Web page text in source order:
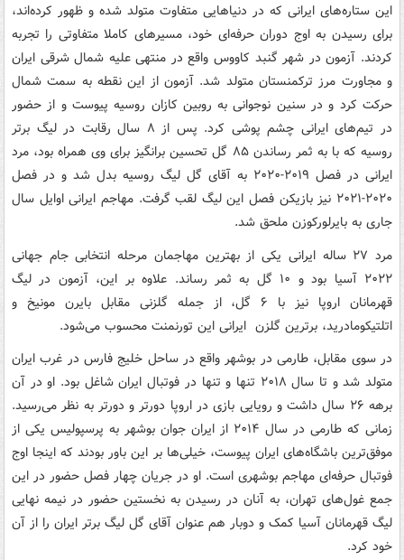
این ستاره‌های ایرانی که در دنیاهایی متفاوت متولد شده و ظهور کرده‌اند،
برای رسیدن به اوج دوران حرفه‌ای خود، مسیرهای کاملا متفاوتی را تجربه
کردند. آزمون در شهر گنبد کاووس واقع در منتهی علیه شمال شرقی ایران
و مجاورت مرز ترکمنستان متولد شد. آزمون از این نقطه به سمت شمال
حرکت کرد و در سنین نوجوانی به روبین کازان روسیه پیوست و از حضور
در تیم‌های ایرانی چشم پوشی کرد. پس از ۸ سال رقابت در لیگ برتر
روسیه که با به ثمر رساندن ۸۵ گل تحسین برانگیز برای وی همراه بود، مرد
ایرانی در فصل ۲۰۱۹-۲۰۲۰ به آقای گل لیگ روسیه بدل شد و در فصل
۲۰۲۰-۲۰۲۱ نیز بازیکن فصل این لیگ لقب گرفت. مهاجم ایرانی اوایل سال
جاری به بایرلورکوزن ملحق شد.
مرد ۲۷ ساله ایرانی یکی از بهترین مهاجمان مرحله انتخابی جام جهانی
۲۰۲۲ آسیا بود و ۱۰ گل به ثمر رساند. علاوه بر این، آزمون در لیگ
قهرمانان اروپا نیز با ۶ گل، از جمله گلزنی مقابل بایرن مونیخ و
اتلتیکومادرید، برترین گلزن ایرانی این تورنمنت محسوب می‌شود.
در سوی مقابل، طارمی در بوشهر واقع در ساحل خلیج فارس در غرب ایران
متولد شد و تا سال ۲۰۱۸ تنها و تنها در فوتبال ایران شاغل بود. او در آن
برهه ۲۶ سال داشت و رویایی بازی در اروپا دورتر و دورتر به نظر می‌رسید.
زمانی که طارمی در سال ۲۰۱۴ از ایران جوان بوشهر به پرسپولیس یکی از
موفق‌ترین باشگاه‌های ایران پیوست، خیلی‌ها بر این باور بودند که اینجا اوج
فوتبال حرفه‌ای مهاجم بوشهری است. او در جریان چهار فصل حضور در این
جمع غول‌های تهران، به آنان در رسیدن به نخستین حضور در نیمه نهایی
لیگ قهرمانان آسیا کمک و دوبار هم عنوان آقای گل لیگ برتر ایران را از آن
خود کرد.